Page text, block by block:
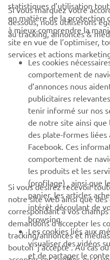
CORPORATE
BUSINESS
PLUS YAMAHA
SUPPORT
NEWSLETTER
Découvrez en exclusivité les
spéciaux, les nouveautés et
Lisez notre politique de
nous traitons vos données
Confidentialité
statistiques d’utilisation
en matière de la protection
à mieux comprendre la
site en vue de l’optimiser,
services et actions
Si vous marquez votre
dessous, nous utiliserons
au tracking, annonces &
Les cookies
comportement de
d’annonces nous
publicitaires
tenir informé sur nos
de notre site ainsi que
des plate-formes liées
Facebook. Ces
comportement de
les produits et les
(profilage) , ainsi que
panier, les articles
intérêt découlant de
browsing.
Les cookies liés aux
visualiser des vidéos
et de partager le
Si vous désirez recevoir
notre site web ainsi que
correspondant à vos
demandons d’accepter les
tracking/annonces et
bouton ‘j’accepte’. Au cas